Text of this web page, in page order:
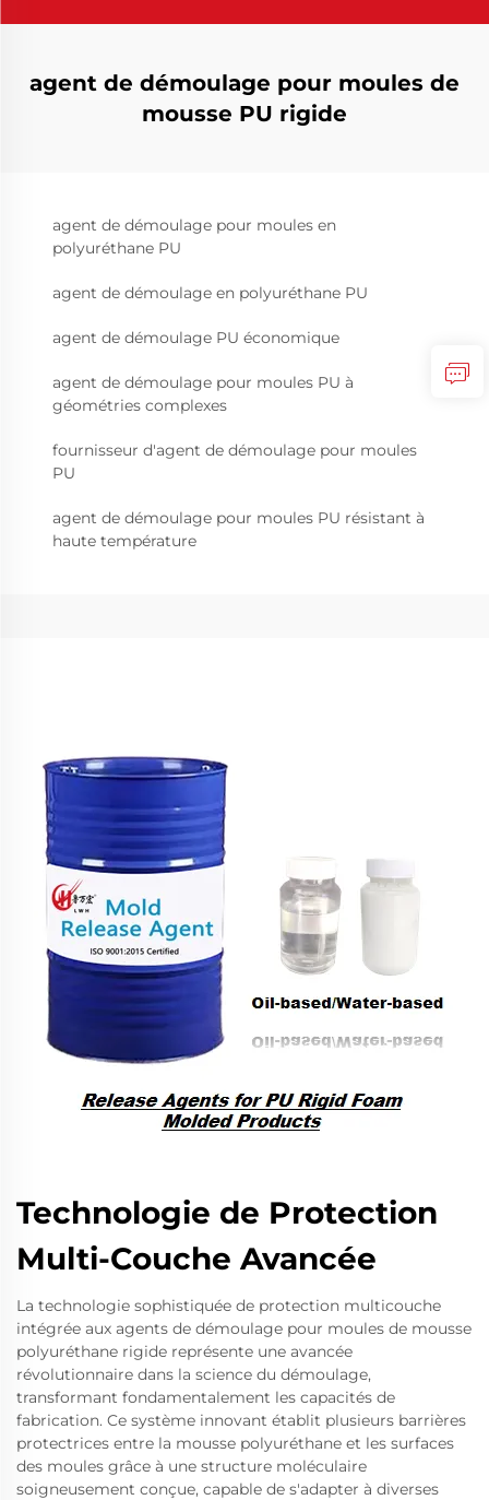
agent de démoulage pour moules de
mousse PU rigide
agent de démoulage pour moules en
polyuréthane PU
agent de démoulage en polyuréthane PU
agent de démoulage PU économique
agent de démoulage pour moules PU à
géométries complexes
fournisseur d'agent de démoulage pour moules
PU
agent de démoulage pour moules PU résistant à
haute température
Technologie de Protection
Multi-Couche Avancée
La technologie sophistiquée de protection multicouche
intégrée aux agents de démoulage pour moules de mousse
polyuréthane rigide représente une avancée
révolutionnaire dans la science du démoulage,
transformant fondamentalement les capacités de
fabrication. Ce système innovant établit plusieurs barrières
protectrices entre la mousse polyuréthane et les surfaces
des moules grâce à une structure moléculaire
soigneusement conçue, capable de s'adapter à diverses